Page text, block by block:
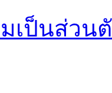
เป็นส่วน